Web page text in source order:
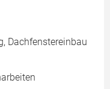
Dachfenstereinbau